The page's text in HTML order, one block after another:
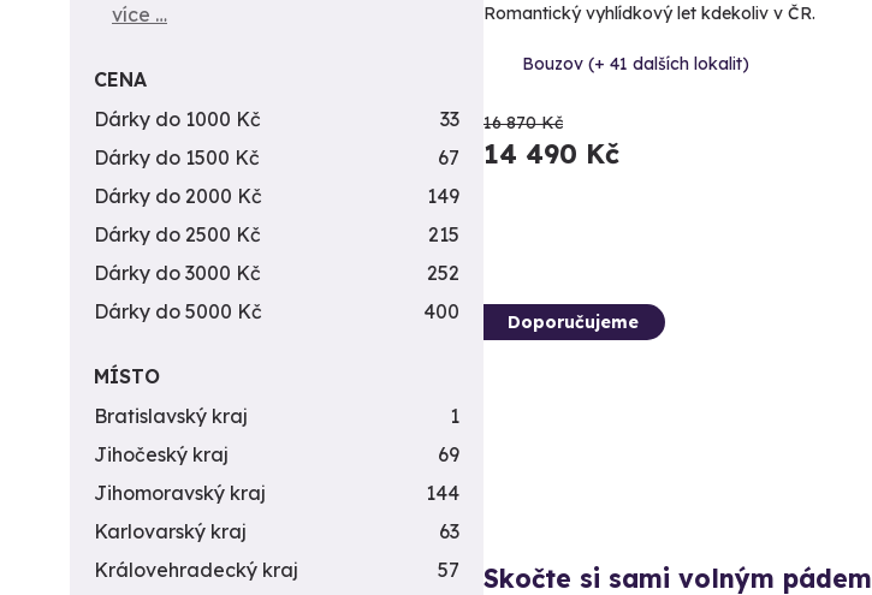
Romantický vyhlídkový let kdekoliv v ČR.
Bouzov (+ 41 dalších lokalit)
16 870 Kč
14 490 Kč
Doporučujeme
Skočte si sami volným pádem
více …
CENA
Dárky do 1000 Kč
33
Dárky do 1500 Kč
67
Dárky do 2000 Kč
149
Dárky do 2500 Kč
215
Dárky do 3000 Kč
252
Dárky do 5000 Kč
400
MÍSTO
Bratislavský kraj
1
Jihočeský kraj
69
Jihomoravský kraj
144
Karlovarský kraj
63
Královehradecký kraj
57